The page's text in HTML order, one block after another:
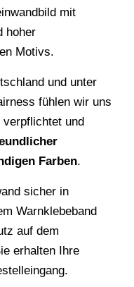
mit
hoher
Motivs.
und unter
fühlen wir uns
verpflichtet und
Farben.
sicher in
Warnklebeband
auf dem
erhalten Ihre